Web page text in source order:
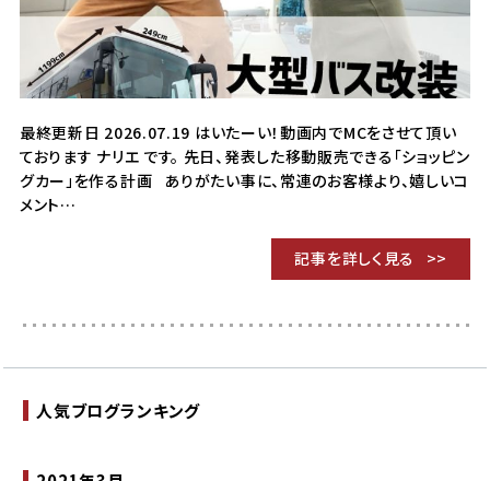
最終更新日 2026.07.19 はいたーい！動画内でMCをさせて頂い
ております ナリエ です。 先日、発表した移動販売できる「ショッピン
グカー」を作る計画 ありがたい事に、常連のお客様より、嬉しいコ
メント…
記事を詳しく見る
人気ブログランキング